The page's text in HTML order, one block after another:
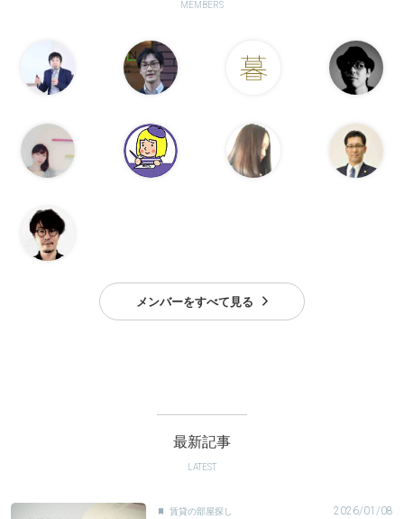
MEMBERS
メンバーをすべて見る
最新記事
LATEST
賃貸の部屋探し 2026/01/08